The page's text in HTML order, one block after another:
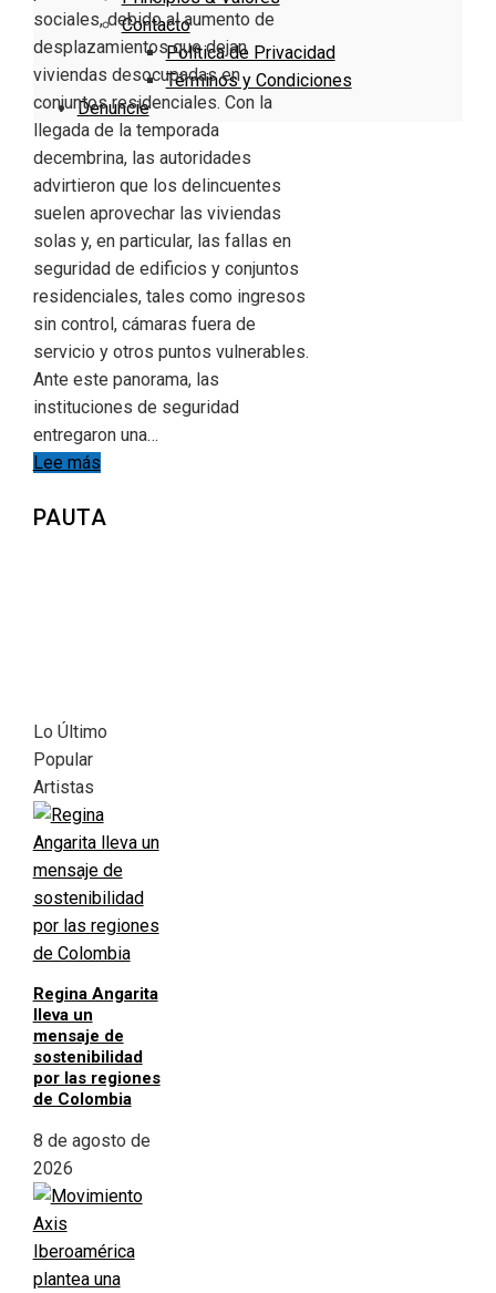
Contacto
Política de Privacidad
Términos y Condiciones
Denuncie
sociales, debido al aumento de
desplazamientos que dejan
viviendas desocupadas en
conjuntos residenciales. Con la
llegada de la temporada
decembrina, las autoridades
advirtieron que los delincuentes
suelen aprovechar las viviendas
solas y, en particular, las fallas en
seguridad de edificios y conjuntos
residenciales, tales como ingresos
sin control, cámaras fuera de
servicio y otros puntos vulnerables.
Ante este panorama, las
instituciones de seguridad
entregaron una…
Lee más
PAUTA
Lo Último
Popular
Artistas
Regina Angarita
lleva un
mensaje de
sostenibilidad
por las regiones
de Colombia
8 de agosto de
2026